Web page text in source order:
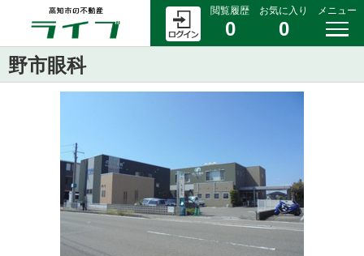
閲覧履歴
0
お気に入り
0
メニュー
野市眼科